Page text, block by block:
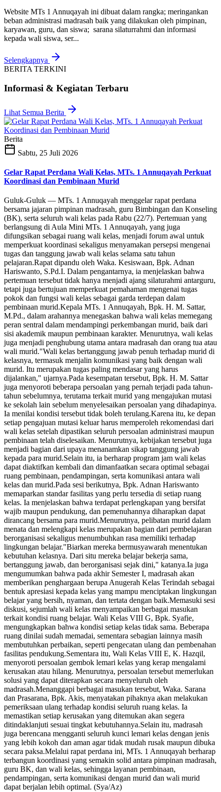
Website MTs 1 Annuqayah ini dibuat dalam rangka; meringankan
beban administrasi madrasah baik yang dilakukan oleh pimpinan,
karyawan, guru, dan siswa; sarana silaturrahmi dan informasi
kepada wali siswa, ser...
Selengkapnya
BERITA TERKINI
Informasi & Kegiatan Terbaru
Lihat Semua Berita
Berita
Sabtu, 25 Juli 2026
Gelar Rapat Perdana Wali Kelas, MTs. 1 Annuqayah Perkuat
Koordinasi dan Pembinaan Murid
Guluk-Guluk — MTs. 1 Annuqayah menggelar rapat perdana
bersama jajaran pimpinan madrasah, guru Bimbingan dan Konseling
(BK), serta seluruh wali kelas pada Rabu (22/7). Pertemuan yang
berlangsung di Aula Mini MTs. 1 Annuqayah, yang juga
difungsikan sebagai ruang wali kelas, menjadi forum awal untuk
memperkuat koordinasi sekaligus menyamakan persepsi mengenai
tugas dan tanggung jawab wali kelas selama satu tahun
pelajaran.Rapat dipandu oleh Waka. Kesiswaan, Bpk. Adnan
Hariswanto, S.Pd.I. Dalam pengantarnya, ia menjelaskan bahwa
pertemuan tersebut tidak hanya menjadi ajang silaturahmi antarguru,
tetapi juga bertujuan memperkuat pemahaman mengenai tugas
pokok dan fungsi wali kelas sebagai garda terdepan dalam
pembinaan murid.Kepala MTs. 1 Annuqayah, Bpk. H. M. Sattar,
M.Pd., dalam arahannya menegaskan bahwa wali kelas memegang
peran sentral dalam mendampingi perkembangan murid, baik dari
sisi akademik maupun pembinaan karakter. Menurutnya, wali kelas
juga menjadi penghubung utama antara madrasah dan orang tua atau
wali murid."Wali kelas bertanggung jawab penuh terhadap murid di
kelasnya, termasuk menjalin komunikasi yang baik dengan wali
murid. Itu merupakan tugas paling mendasar yang harus
dijalankan," ujarnya.Pada kesempatan tersebut, Bpk. H. M. Sattar
juga menyoroti beberapa persoalan yang pernah terjadi pada tahun-
tahun sebelumnya, terutama terkait murid yang mengajukan mutasi
ke sekolah lain sebelum menyelesaikan persoalan yang dihadapinya.
Ia menilai kondisi tersebut tidak boleh terulang.Karena itu, ke depan
setiap pengajuan mutasi keluar harus memperoleh rekomendasi dari
wali kelas setelah dipastikan seluruh persoalan administrasi maupun
pembinaan telah diselesaikan. Menurutnya, kebijakan tersebut juga
menjadi bagian dari upaya menanamkan sikap tanggung jawab
kepada para murid.Selain itu, ia berharap program jam wali kelas
dapat diaktifkan kembali dan dimanfaatkan secara optimal sebagai
ruang pembinaan, pendampingan, serta komunikasi antara wali
kelas dan murid.Pada sesi berikutnya, Bpk. Adnan Hariswanto
memaparkan standar fasilitas yang perlu tersedia di setiap ruang
kelas. Ia menjelaskan bahwa terdapat perlengkapan yang bersifat
wajib maupun pendukung, dan pemenuhannya diharapkan dapat
dirancang bersama para murid.Menurutnya, pelibatan murid dalam
menata dan melengkapi kelas merupakan bagian dari pembelajaran
berorganisasi sekaligus menumbuhkan rasa memiliki terhadap
lingkungan belajar."Biarkan mereka bermusyawarah menentukan
kebutuhan kelasnya. Dari situ mereka belajar bekerja sama,
bertanggung jawab, dan berorganisasi sejak dini," katanya.Ia juga
mengumumkan bahwa pada akhir Semester I, madrasah akan
memberikan penghargaan berupa Anugerah Kelas Terindah sebagai
bentuk apresiasi kepada kelas yang mampu menciptakan lingkungan
belajar yang bersih, nyaman, dan tertata dengan baik.Memasuki sesi
diskusi, sejumlah wali kelas menyampaikan berbagai masukan
terkait kondisi ruang belajar. Wali Kelas VIII G, Bpk. Syafie,
mengungkapkan bahwa kondisi setiap kelas tidak sama. Beberapa
ruang dinilai sudah memadai, sementara sebagian lainnya masih
membutuhkan perbaikan, seperti pengecatan ulang dan pembenahan
fasilitas pendukung.Sementara itu, Wali Kelas VIII E, K. Hazqil,
menyoroti persoalan gembok lemari kelas yang kerap mengalami
kerusakan atau hilang. Menurutnya, persoalan tersebut memerlukan
solusi yang dapat diterapkan secara menyeluruh oleh
madrasah.Menanggapi berbagai masukan tersebut, Waka. Sarana
dan Prasarana, Bpk. Akis, menyatakan pihaknya akan melakukan
pemeriksaan ulang terhadap kondisi seluruh ruang kelas. Ia
memastikan setiap kerusakan yang ditemukan akan segera
ditindaklanjuti sesuai tingkat kebutuhannya.Selain itu, madrasah
juga berencana mengganti seluruh kunci lemari kelas dengan jenis
yang lebih kokoh dan aman agar tidak mudah rusak maupun dibuka
secara paksa.Melalui rapat perdana ini, MTs. 1 Annuqayah berharap
terbangun koordinasi yang semakin solid antara pimpinan madrasah,
guru BK, dan wali kelas, sehingga layanan pembinaan,
pendampingan, serta komunikasi dengan murid dan wali murid
dapat berjalan lebih optimal. (Sya/Az)